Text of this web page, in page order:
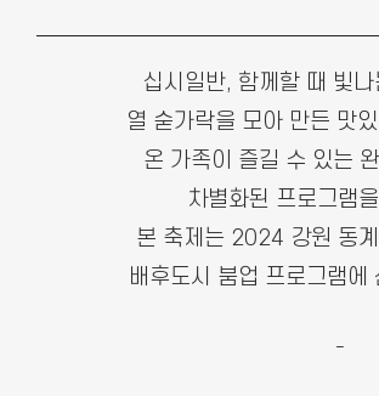
십시일반, 함께할 때 빛
열 숟가락을 모아 만든 맛
온 가족이 즐길 수 있는
차별화된 프로그램
본 축제는 2024 강원 동
배후도시 붐업 프로그램에
-